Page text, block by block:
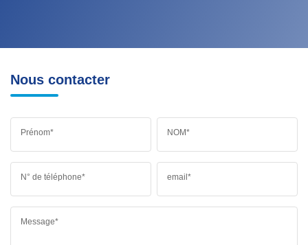
Nous contacter
Prénom* NOM*
N° de téléphone* email*
Message*